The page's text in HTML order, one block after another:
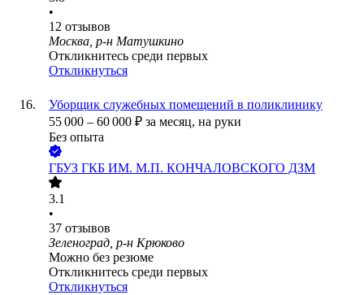
•
12 отзывов
Москва, р-н Матушкино
Откликнитесь среди первых
Откликнуться
Уборщик служебных помещений в поликлинику
55 000 – 60 000 ₽ за месяц, на руки
Без опыта
ГБУЗ ГКБ ИМ. М.П. КОНЧАЛОВСКОГО ДЗМ
3.1
•
37 отзывов
Зеленоград, р-н Крюково
Можно без резюме
Откликнитесь среди первых
Откликнуться